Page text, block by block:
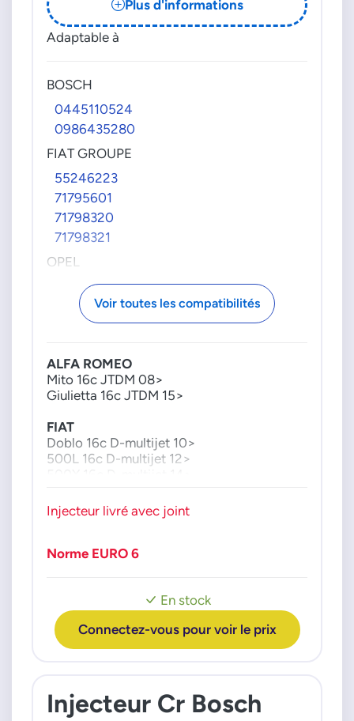
Plus d'informations
Adaptable à
BOSCH
0445110524
0986435280
FIAT GROUPE
55246223
71795601
71798320
71798321
OPEL
821049
95523165
1571062M00000
Voir toutes les compatibilités
En stock
Connectez-vous pour voir le prix
ALFA ROMEO
Mito 16c JTDM 08>
Giulietta 16c JTDM 15>
FIAT
Doblo 16c D-multijet 10>
500L 16c D-multijet 12>
JEEP
OPEL
Combo 16c CDTI 12>18
Vitara 16c DDIS 12>
Injecteur livré avec joint
Norme EURO 6
Injecteur Cr Bosch